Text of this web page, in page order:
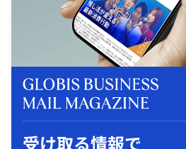
受け取る情報で